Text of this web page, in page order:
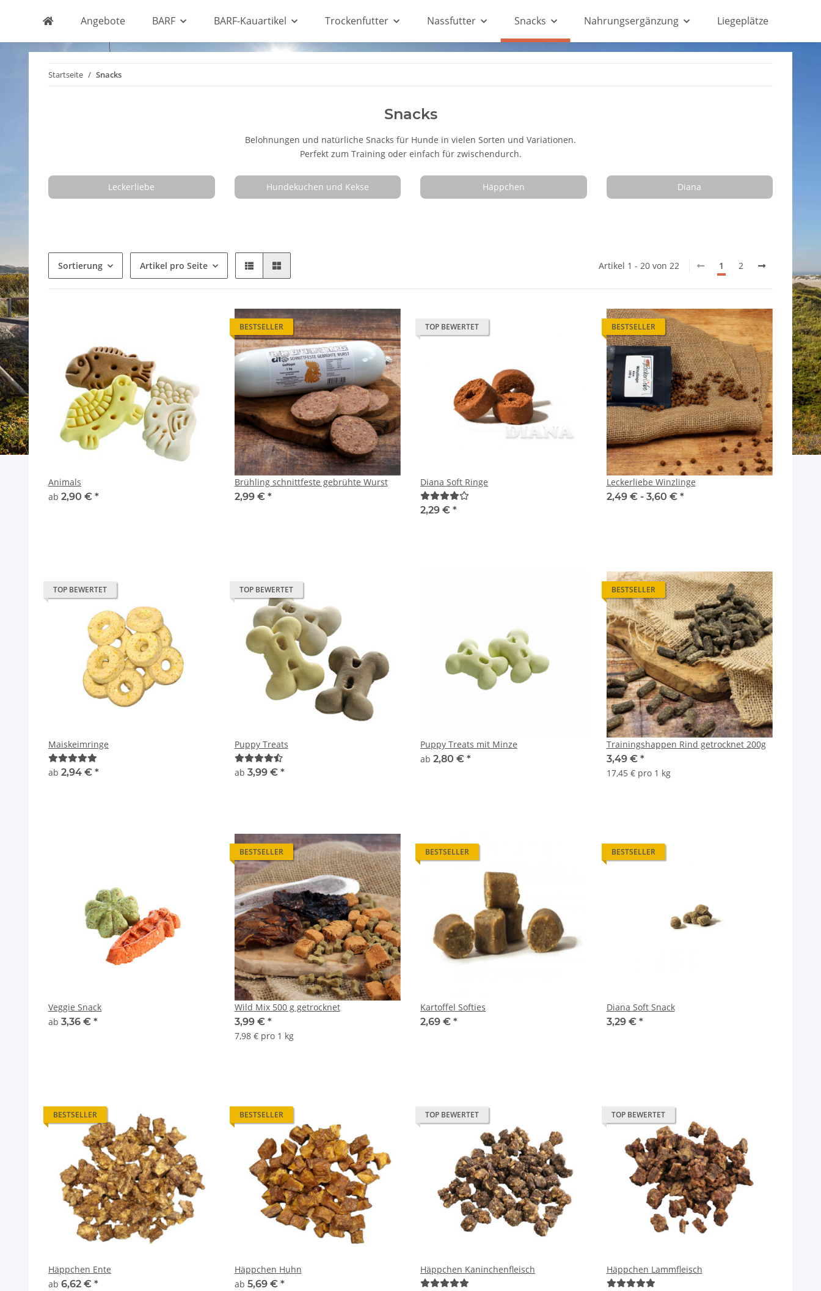
Angebote BARF BARF-Kauartikel Trockenfutter Nassfutter Snacks Nahrungsergänzung Liegeplätze
Startseite Snacks
Snacks
Belohnungen und natürliche Snacks für Hunde in vielen Sorten und Variationen.
Perfekt zum Training oder einfach für zwischendurch.
Leckerliebe Hundekuchen und Kekse Häppchen Diana
Sortierung Artikel pro Seite Artikel 1 - 20 von 22 1 2
Animals
ab 2,90 € *
BESTSELLER
Brühling schnittfeste gebrühte Wurst
2,99 € *
TOP BEWERTET
Diana Soft Ringe
2,29 € *
BESTSELLER
Leckerliebe Winzlinge
2,49 € - 3,60 € *
TOP BEWERTET
Maiskeimringe
ab 2,94 € *
TOP BEWERTET
Puppy Treats
ab 3,99 € *
Puppy Treats mit Minze
ab 2,80 € *
BESTSELLER
Trainingshappen Rind getrocknet 200g
3,49 € *
17,45 € pro 1 kg
Veggie Snack
ab 3,36 € *
BESTSELLER
Wild Mix 500 g getrocknet
3,99 € *
7,98 € pro 1 kg
BESTSELLER
Kartoffel Softies
2,69 € *
BESTSELLER
Diana Soft Snack
3,29 € *
BESTSELLER
Häppchen Ente
ab 6,62 € *
BESTSELLER
Häppchen Huhn
ab 5,69 € *
TOP BEWERTET
Häppchen Kaninchenfleisch
TOP BEWERTET
Häppchen Lammfleisch